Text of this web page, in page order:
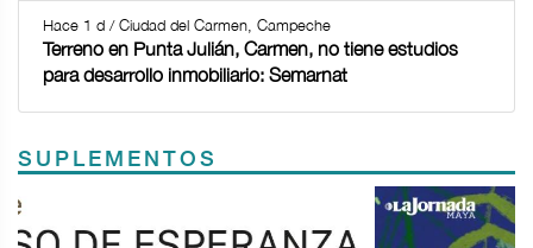
Hace 1 d / Ciudad del Carmen, Campeche
Terreno en Punta Julián, Carmen, no tiene estudios
para desarrollo inmobiliario: Semarnat
SUPLEMENTOS